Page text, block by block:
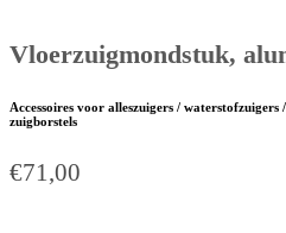
Vloerzuigmondstuk,
Accessoires voor alleszuigers / waterstofzuigers
zuigborstels
€71,00